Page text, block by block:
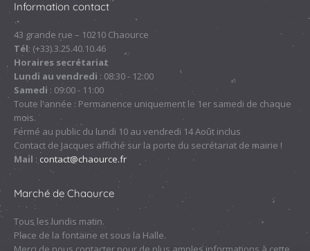
Facebook
s'ouvre
dans
une
nouvelle
fenêtre
X
s'ouvre
dans
une
nouvelle
fenêtre
YouTube
s'ouvre
dans
une
nouvelle
fenêtre
Instagram
s'ouvre
dans
une
nouvelle
fenêtre
Information contact
43 grande rue – 10210 Chaource
Tél: (+33).3.25.40.10.46
Horaires secrétariat
Lundi au vendredi : 08:30 - 12:00
Samedi : 09:00 - 11:00
Toute l'année : Permanence uniquement le 1er samedi de chaque
mois.
Fermé au public du lundi 10 au vendredi 14 Août inclus
Contact de Jacques affiché sur la porte du secrétariat de mairie !
Mail : contact@chaource.fr
Marché de Chaource
Tous les lundis matin.
Place de la fontaine et sous la Halle.